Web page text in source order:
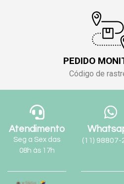
PEDIDO
Código de
Atendimento
Seg a Sex das
08h às 17h
(11) 98807-